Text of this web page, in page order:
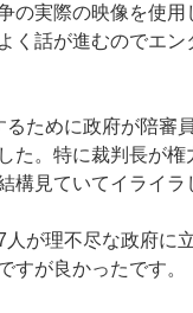
の実際の映像を使
く話が進むのでエ
るために政府が陪審
た。特に裁判長が
構見ていてイライラ
が理不尽な政府に
すが良かったです。